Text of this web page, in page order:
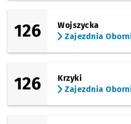
126
Wojszycka
Zajezdnia
126
Krzyki
Zajezdnia